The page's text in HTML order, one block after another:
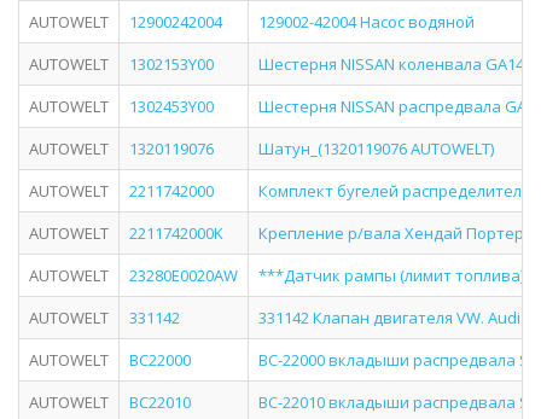
AUTOWELT
12900242004
129002-42004 Насос водяной
AUTOWELT
1302153Y00
Шестерня NISSAN коленвала GA14,
AUTOWELT
1302453Y00
Шестерня NISSAN распредвала
AUTOWELT
1320119076
Шатун_(1320119076 AUTOWELT)
AUTOWELT
2211742000
Комплект бугелей
AUTOWELT
2211742000K
Крепление р/вала Хендай Портер
AUTOWELT
23280E0020AW
***Датчик рампы (лимит топлива)
AUTOWELT
331142
331142 Клапан двигателя VW. Audi
AUTOWELT
BC22000
BC-22000 вкладыши распредвала
AUTOWELT
BC22010
BC-22010 вкладыши распредвала